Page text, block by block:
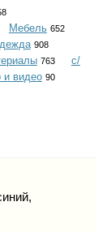
Мебель 652
908
763
с/
и видео 90